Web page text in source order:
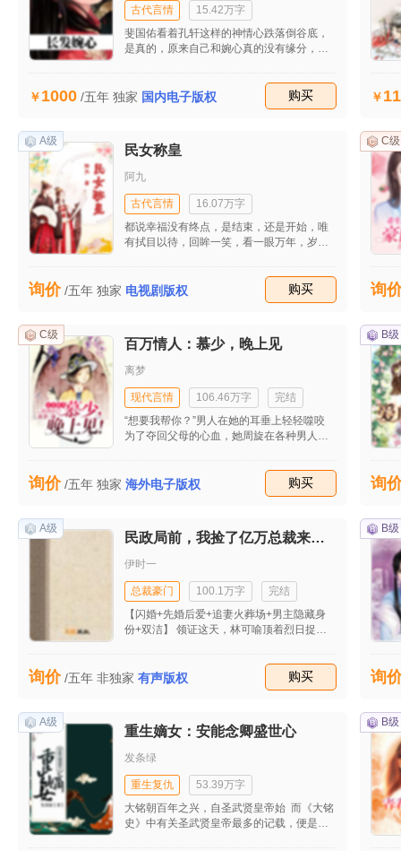
古代言情
15.42万字
斐国佑看着孔轩这样的神情心跌落倒谷底，
是真的，原来自己和婉心真的没有缘分，即
在她忘记你不是很好吗？这样她也不会痛
苦，你为什么非要让她记起呢？这样只会有
不起来呢，你仔细想想，是婉心的欢喜重要
还是你自己的？
1000 /五年 独家 国内电子版权 购买
A级
民女称皇
阿九
古代言情
16.07万字
都说幸福没有终点，是结束，还是开始，唯
有拭目以待，回眸一笑，看一眼万年，岁月
询价 /五年 独家 电视剧版权 购买
C级
询
C级
百万情人：慕少，晚上见
离梦
现代言情 106.46万字
完结
“想要我帮你？”男人在她的耳垂上轻轻噬咬
为了夺回父母的心血，她周旋在各种男人之
人。
询价 /五年 独家 海外电子版权 购买
B级
询
A级
民政局前，我捡了亿万总裁来领证
伊时一
总裁豪门 100.1万字
完结
【闪婚+先婚后爱+追妻火葬场+男主隐藏身
份+双洁】 领证这天，林可喻顶着烈日捉
句：“神经病。” 她双目猩红，扭头就在民政
局门口，拉了个同样急需结婚的帅哥。 本以
到，他是顾氏掌权人，咳嗽一声，整个人商
圈都要抖三抖商业大佬。 而当顾夫人被正式
在大众面前露脸。 质疑声又起伏不断。 林可
喻拿着手机摔向坐在沙发上的人，气呼呼的
说：“他们说我不配当顾太太。” 男人掀起眼
皮，挑眉看向不高兴的人，面不改色的将人
拉进怀里回：“是吗，我试试。”
询价 /五年 非独家 有声版权 购买
B级
询
A级
重生嫡女：安能念卿盛世心
发条绿
重生复仇
53.39万字
大铭朝百年之兴，自圣武贤皇帝始 而《大铭
史》中有关圣武贤皇帝最多的记载，便是帝
B级